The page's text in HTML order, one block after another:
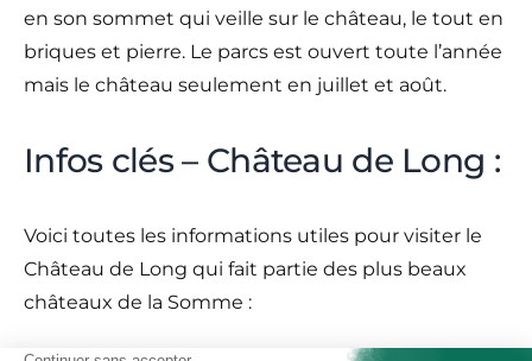
en son sommet qui veille sur le château, le tout en
briques et pierre. Le parcs est ouvert toute l’année
mais le château seulement en juillet et août.
Infos clés – Château de Long :
Voici toutes les informations utiles pour visiter le
Château de Long qui fait partie des plus beaux
châteaux de la Somme :